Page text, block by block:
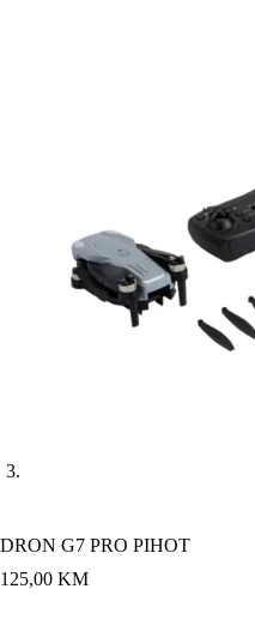
DRON G7 PRO PIHOT
125,00 KM